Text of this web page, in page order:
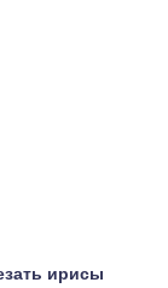
ирисы